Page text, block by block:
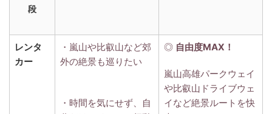
段
レンタ
カー
・嵐山や比叡山など郊
外の絶景も巡りたい
・時間を気にせず、自
◎ 自由度MAX！
嵐山高雄パークウェイ
や比叡山ドライブウェ
イなど絶景ルートを快